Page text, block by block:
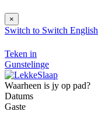
×
Switch to Switch English
Teken in
Gunstelinge
Waarheen is jy op pad?
Datums
Gaste